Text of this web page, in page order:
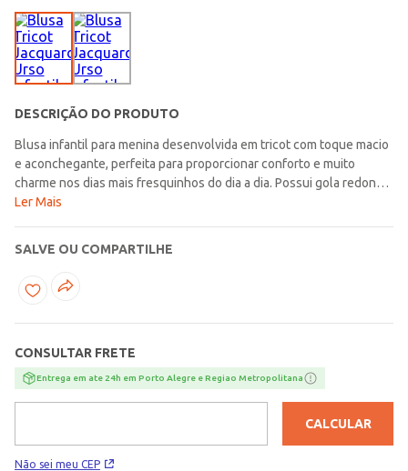
DESCRIÇÃO DO PRODUTO
Blusa infantil para menina desenvolvida em tricot com toque macio
e aconchegante, perfeita para proporcionar conforto e muito
charme nos dias mais fresquinhos do dia a dia. Possui gola redonda,
mangas longas e acabamentos em pontos canelados que garantem
poá presente por toda a peça, trazendo um visual delicado,
divertido e cheio de personalidade para a blusa. Uma opção
confortável e encantadora, ideal para compor looks modernos e
Ler Mais
SALVE OU COMPARTILHE
CONSULTAR FRETE
Entrega em ate 24h em Porto Alegre e Regiao Metropolitana
Não sei meu CEP
CALCULAR